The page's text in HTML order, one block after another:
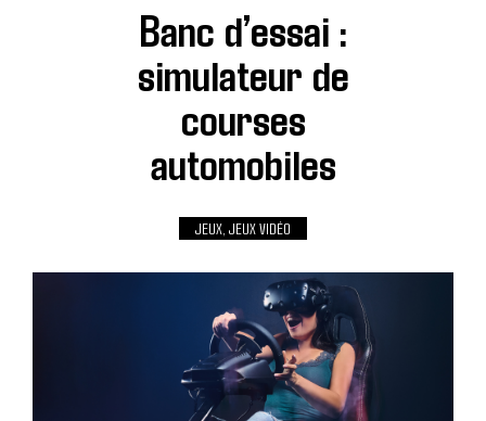
Banc d’essai :
simulateur de
courses
automobiles
JEUX, JEUX VIDÉO